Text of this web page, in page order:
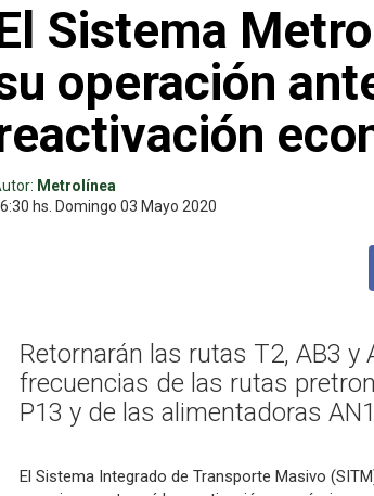
Sistema
operación
Metrolínea
hs. Domingo 03 Mayo 2020
Retornarán las rutas T2, AB3 y
frecuencias de las rutas
P13 y de las alimentadoras
El Sistema Integrado de Transporte Masivo